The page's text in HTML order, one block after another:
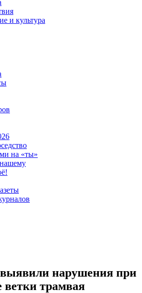
и культура
на «ты»
нарушения при
ветки трамвая